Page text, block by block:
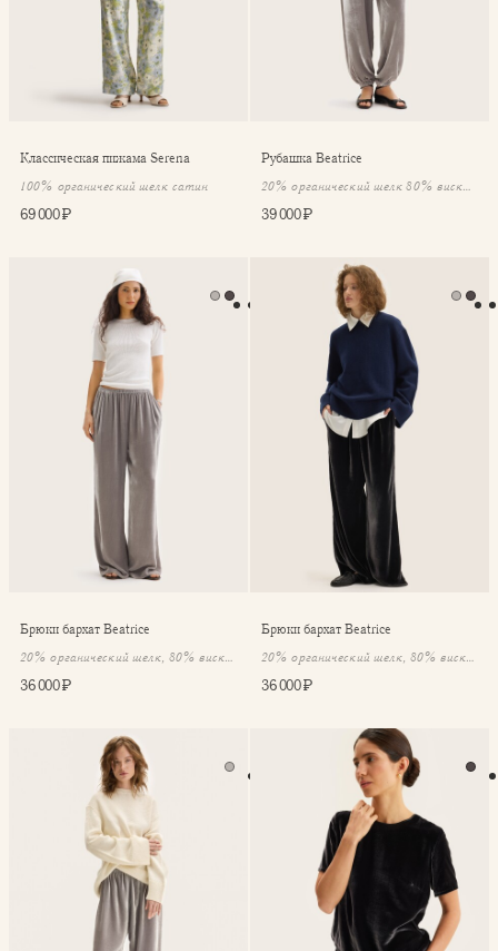
Классическая пижама Serena
100% органический шелк сатин
69 000 ₽
Рубашка Beatrice
20% органический шелк 80% вискоза
39 000 ₽
Брюки бархат Beatrice
Брюки бархат Beatrice
20% органический шелк, 80% вискоза
36 000 ₽
Брюки бархат Beatrice
Брюки бархат Beatrice
20% органический шелк, 80% вискоза
36 000 ₽
Джоггеры бархат Beatrice Топ бархат Beatrice